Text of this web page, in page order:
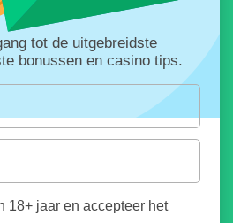
tot de uitgebreidste
bonussen en casino tips.
18+ jaar en accepteer het